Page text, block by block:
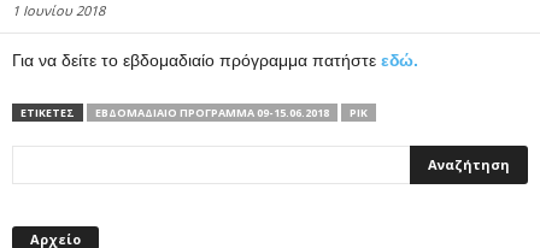
1 Ιουνίου 2018
Για να δείτε το εβδομαδιαίο πρόγραμμα πατήστε εδώ.
ΕΤΙΚΕΤΕΣ ΕΒΔΟΜΑΔΙΑΊΟ ΠΡΌΓΡΑΜΜΑ 09-15.06.2018 ΡΙΚ
Αρχείο